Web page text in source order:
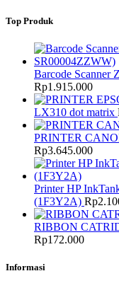
Top Produk
Barcode Scanner
Rp1.915.000
LX310 dot matrix
PRINTER
Rp3.645.000
Printer HP
(1F3Y2A) Rp
RIBBON
Rp172.000
Informasi